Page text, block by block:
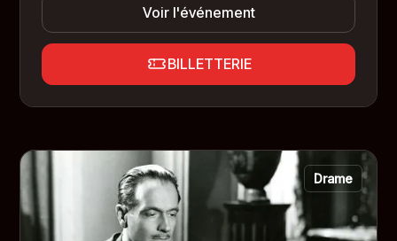
Voir l'événement
BILLETTERIE
Drame